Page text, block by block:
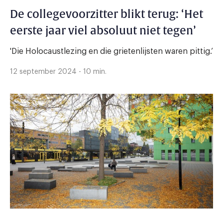
De collegevoorzitter blikt terug: ‘Het
eerste jaar viel absoluut niet tegen’
'Die Holocaustlezing en die grietenlijsten waren pittig.’
12 september 2024 - 10 min.